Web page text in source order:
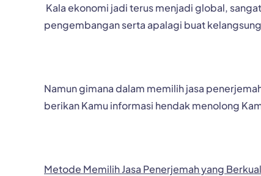
Kala ekonomi jadi terus menjadi global,
pengembangan serta apalagi buat
Namun gimana dalam memilih jasa
berikan Kamu informasi hendak menolong
Metode Memilih Jasa Penerjemah yang